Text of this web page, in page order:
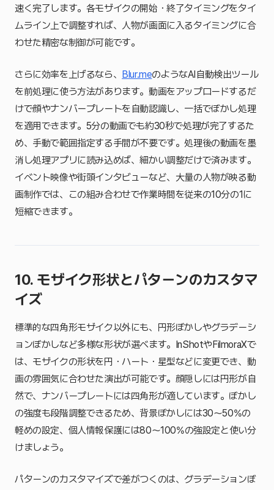
速く完了します。各モザイクの開始・終了タイミングをタイ
ムライン上で調整すれば、人物が画面に入るタイミングに合
わせた精密な制御が可能です。
さらに効率を上げるなら、 Blur.meのようなAI自動検出ツール
を前処理に使う方法があります。動画をアップロードするだ
けで顔やナンバープレートを自動認識し、一括でぼかし処理
を適用できます。5分の動画でも約30秒で処理が完了するた
め、手動で範囲指定する手間が不要です。処理後の動画を墨
消し処理アプリに読み込めば、細かい調整だけで済みます。
イベント映像や街頭インタビューなど、大量の人物が映る動
画制作では、この組み合わせで作業時間を従来の10分の1に
短縮できます。
10. モザイク形状とパターンのカスタマ
イズ
標準的な四角形モザイク以外にも、円形ぼかしやグラデーシ
ョンぼかしなど多様な形状が選べます。InShotやFilmoraXで
は、モザイクの形状を円・ハート・星型などに変更でき、動
画の雰囲気に合わせた演出が可能です。顔隠しには円形が自
然で、ナンバープレートには四角形が適しています。ぼかし
の強度も段階調整できるため、背景ぼかしには30〜50%の
軽めの設定、個人情報保護には80〜100%の強設定と使い分
けましょう。
パターンのカスタマイズで差がつくのは、グラデーションぼ